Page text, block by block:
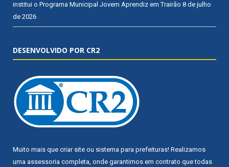
institui o Programa Municipal Jovem Aprendiz em Trairão 8 de julho
de 2026
DESENVOLVIDO POR CR2
Muito mais que criar site ou sistema para prefeituras! Realizamos
uma assessoria completa, onde garantimos em contrato que todas